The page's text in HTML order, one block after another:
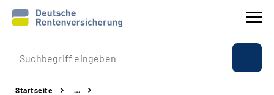
Prävention
Startseite
…